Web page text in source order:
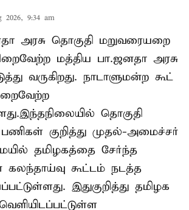
2026, 9:34 am
அரசு தொகுதி மறுவரையறை
மத்திய பா.ஜனதா அரசு
வருகிறது. நாடாளுமன்ற கூட்
தொகுதி
குறித்து முதல்-அமைச்சர்
தமிழகத்தை சேர்ந்த
கலந்தாய்வு கூட்டம் நடத்த
இதுகுறித்து தமிழக